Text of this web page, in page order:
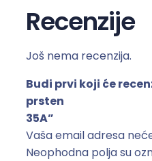
r
s
i
p
r
s
t
e
Recenzije
Još nema recenzija.
Budi prvi koji će
prsten
35A”
Vaša email adresa
Neophodna polja su